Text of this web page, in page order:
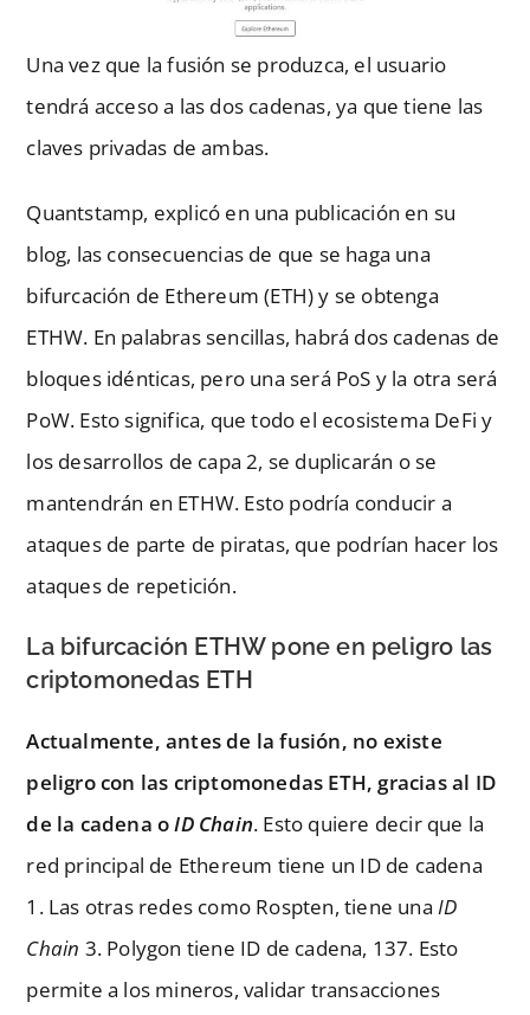
Una vez que la fusión se produzca, el usuario
tendrá acceso a las dos cadenas, ya que tiene las
claves privadas de ambas.
Quantstamp, explicó en una publicación en su
blog, las consecuencias de que se haga una
bifurcación de Ethereum (ETH) y se obtenga
ETHW. En palabras sencillas, habrá dos cadenas de
bloques idénticas, pero una será PoS y la otra será
PoW. Esto significa, que todo el ecosistema DeFi y
los desarrollos de capa 2, se duplicarán o se
mantendrán en ETHW. Esto podría conducir a
ataques de parte de piratas, que podrían hacer los
ataques de repetición.
La bifurcación ETHW pone en peligro las
criptomonedas ETH
Actualmente, antes de la fusión, no existe
peligro con las criptomonedas ETH, gracias al ID
de la cadena oID Chain. Esto quiere decir que la
red principal de Ethereum tiene un ID de cadena
1. Las otras redes como Rospten, tiene una ID
Chain 3. Polygon tiene ID de cadena, 137. Esto
permite a los mineros, validar transacciones